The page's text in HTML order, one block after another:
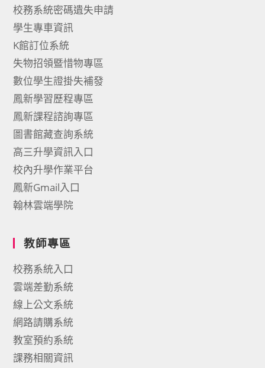
校務系統密碼遺失申請
學生專車資訊
K館訂位系統
失物招領暨惜物專區
數位學生證掛失補發
鳳新學習歷程專區
鳳新課程諮詢專區
圖書館藏查詢系統
高三升學資訊入口
校內升學作業平台
鳳新Gmail入口
翰林雲端學院
教師專區
校務系統入口
雲端差勤系統
線上公文系統
網路請購系統
教室預約系統
課務相關資訊